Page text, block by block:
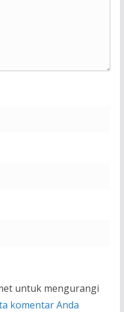
untuk mengurangi
komentar Anda